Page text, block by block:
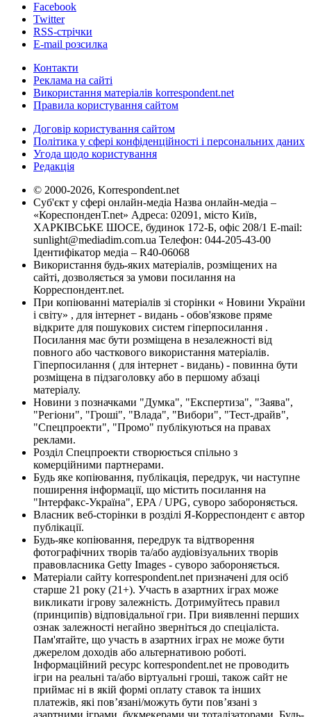
Facebook
Twitter
RSS-стрічки
E-mail розсилка
Контакти
Реклама на сайті
Використання матеріалів korrespondent.net
Правила користування сайтом
Договір користування сайтом
Політика у сфері конфіденційності і персональних даних
Угода щодо користування
Редакція
© 2000-2026, Korrespondent.net
Суб'єкт у сфері онлайн-медіа Назва онлайн-медіа –
«КореспонденТ.net» Адреса: 02091, місто Київ,
ХАРКІВСЬКЕ ШОСЕ, будинок 172-Б, офіс 208/1 E-mail:
sunlight@mediadim.com.ua Телефон: 044-205-43-00
Ідентифікатор медіа – R40-06068
Використання будь-яких матеріалів, розміщених на
сайті, дозволяється за умови посилання на
Корреспондент.net.
При копіюванні матеріалів зі сторінки « Новини України
і світу» , для інтернет - видань - обов'язкове пряме
відкрите для пошукових систем гіперпосилання .
Посилання має бути розміщена в незалежності від
повного або часткового використання матеріалів.
Гіперпосилання ( для інтернет - видань) - повинна бути
розміщена в підзаголовку або в першому абзаці
матеріалу.
Новини з позначками "Думка", "Експертиза", "Заява",
"Регіони", "Гроші", "Влада", "Вибори", "Тест-драйв",
"Спецпроекти", "Промо" публікуються на правах
реклами.
Розділ Спецпроекти створюється спільно з
комерційними партнерами.
Будь яке копіювання, публікація, передрук, чи наступне
поширення інформації, що містить посилання на
"Інтерфакс-Україна", EPA / UPG, суворо забороняється.
Власник веб-сторінки в розділі Я-Корреспондент є автор
публікації.
Будь-яке копіювання, передрук та відтворення
фотографічних творів та/або аудіовізуальних творів
правовласника Getty Images - суворо забороняється.
Матеріали сайту korrespondent.net призначені для осіб
старше 21 року (21+). Участь в азартних іграх може
викликати ігрову залежність. Дотримуйтесь правил
(принципів) відповідальної гри. При виявленні перших
ознак залежності негайно зверніться до спеціаліста.
Пам'ятайте, що участь в азартних іграх не може бути
джерелом доходів або альтернативою роботі.
Інформаційний ресурс korrespondent.net не проводить
ігри на реальні та/або віртуальні гроші, також сайт не
приймає ні в якій формі оплату ставок та інших
платежів, які пов’язані/можуть бути пов’язані з